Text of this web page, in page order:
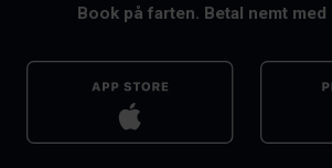
Book på farten. Betal nemt med